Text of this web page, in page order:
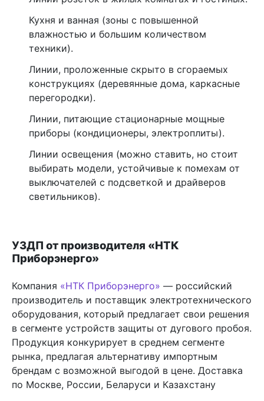
Кухня и ванная (зоны с повышенной
влажностью и большим количеством
техники).
Линии, проложенные скрыто в сгораемых
конструкциях (деревянные дома, каркасные
перегородки).
Линии, питающие стационарные мощные
приборы (кондиционеры, электроплиты).
Линии освещения (можно ставить, но стоит
выбирать модели, устойчивые к помехам от
выключателей с подсветкой и драйверов
светильников).
УЗДП от производителя «НТК
Приборэнерго»
Компания «НТК Приборэнерго» — российский
производитель и поставщик электротехнического
оборудования, который предлагает свои решения
в сегменте устройств защиты от дугового пробоя.
Продукция конкурирует в среднем сегменте
рынка, предлагая альтернативу импортным
брендам с возможной выгодой в цене. Доставка
по Москве, России, Беларуси и Казахстану